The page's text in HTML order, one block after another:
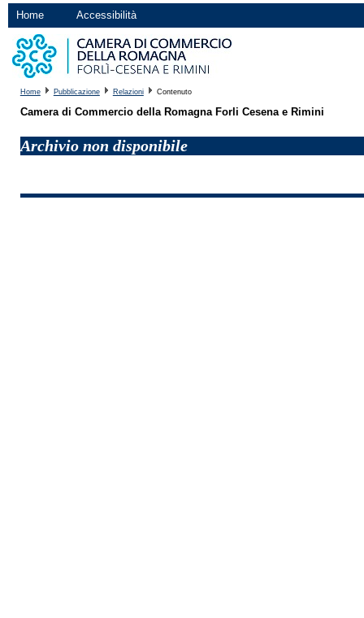
Home Accessibilità
Home Pubblicazione Relazioni Contenuto
Camera di Commercio della Romagna Forli Cesena e Rimini
Archivio non disponibile